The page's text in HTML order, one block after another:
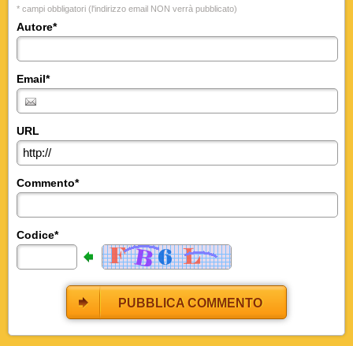
* campi obbligatori (l'indirizzo email NON verrà pubblicato)
Autore*
Email*
URL
Commento*
Codice*
PUBBLICA COMMENTO